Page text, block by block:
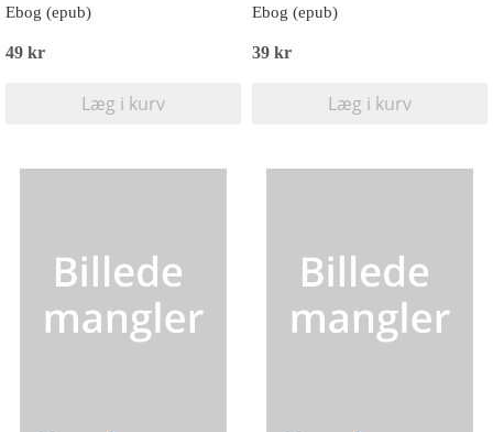
Ebog (epub)
49 kr
Læg i kurv
Ebog (epub)
39 kr
Læg i kurv